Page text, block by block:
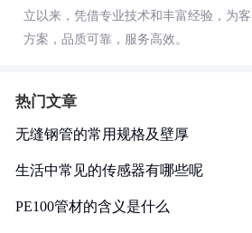
立以来，凭借专业技术和丰富经验，为
方案，品质可靠，服务高效。
热门文章
无缝钢管的常用规格及壁厚
生活中常见的传感器有哪些呢
PE100管材的含义是什么